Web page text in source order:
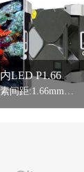
强力巨彩 室内LED P1.66全彩
产品概述：像素间距:1.66mm最佳视距:≥2m安装方式：室内固装